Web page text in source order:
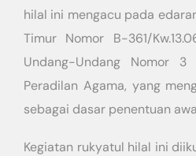
hilal ini mengacu pada
Timur Nomor B-361/
Undang-Undang Nomor
Peradilan Agama, yang
sebagai dasar penentuan
Kegiatan rukyatul hilal ini